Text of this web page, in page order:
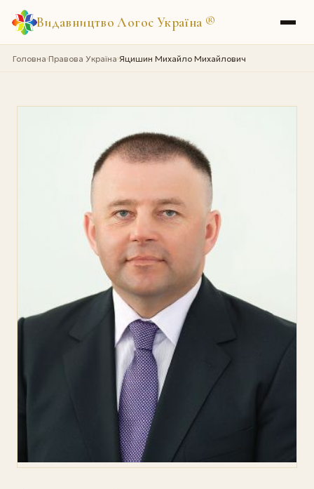
Видавництво Логос Україна ®
Головна›Правова Україна›Яцишин Михайло Михайлович